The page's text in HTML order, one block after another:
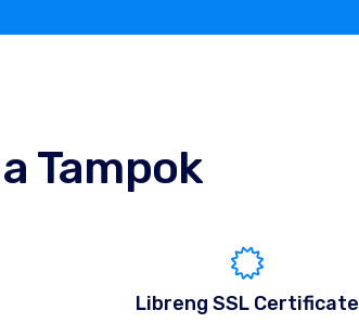
Tampok
Libreng SSL Certificate